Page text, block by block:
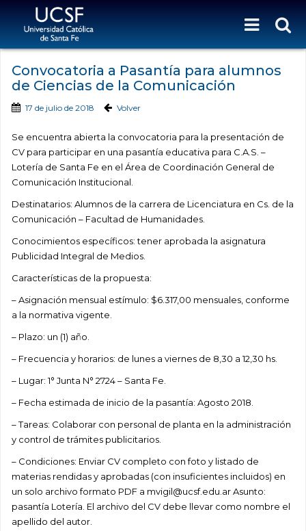
Convocatoria a Pasantía para alumnos
de Ciencias de la Comunicación
17 de julio de 2018 Volver
Se encuentra abierta la convocatoria para la presentación de
CV para participar en una pasantía educativa para C.A.S. –
Lotería de Santa Fe en el Área de Coordinación General de
Comunicación Institucional.
Destinatarios: Alumnos de la carrera de Licenciatura en Cs. de la
Comunicación – Facultad de Humanidades.
Conocimientos específicos: tener aprobada la asignatura
Publicidad Integral de Medios.
Características de la propuesta:
– Asignación mensual estímulo: $6.317,00 mensuales, conforme
a la normativa vigente.
– Plazo: un (1) año.
– Frecuencia y horarios: de lunes a viernes de 8,30 a 12,30 hs.
– Lugar: 1° Junta N° 2724 – Santa Fe.
– Fecha estimada de inicio de la pasantía: Agosto 2018.
– Tareas: Colaborar con personal de planta en la administración
y control de trámites publicitarios.
– Condiciones: Enviar CV completo con foto y listado de
materias rendidas y aprobadas (con insuficientes incluidos) en
un solo archivo formato PDF a mvigil@ucsf.edu.ar Asunto:
pasantía Lotería. El archivo del CV debe llevar como nombre el
apellido del autor.